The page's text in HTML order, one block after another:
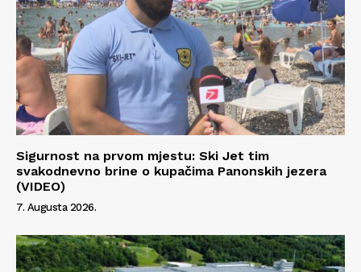
Info
Sigurnost na prvom mjestu: Ski Jet tim
svakodnevno brine o kupačima Panonskih jezera
(VIDEO)
7. Augusta 2026.